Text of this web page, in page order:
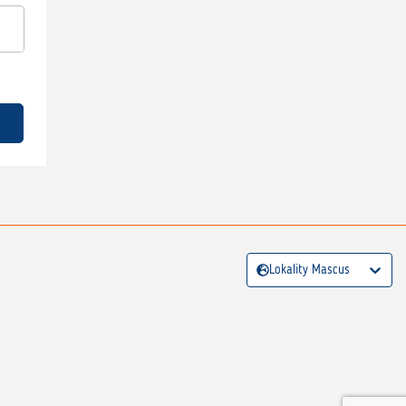
Lokality Mascus